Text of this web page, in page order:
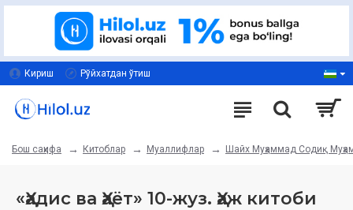
Кириш Рўйхатдан ўтиш
Бош саҳифа Китоблар Муаллифлар Шайх Муҳаммад Содиқ
«Ҳадис ва Ҳаёт» 10-жуз. Ҳаж китоби